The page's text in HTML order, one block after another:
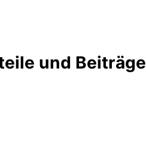
und Beiträge